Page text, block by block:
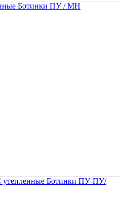
Ботинки ПУ / МН
Ботинки ПУ-ПУ/